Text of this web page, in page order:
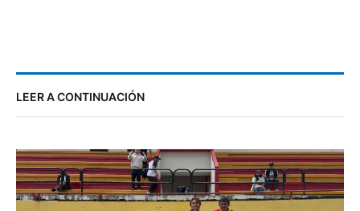
LEER A CONTINUACIÓN